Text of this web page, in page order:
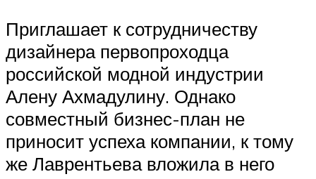
Приглашает к сотрудничеству
дизайнера первопроходца
российской модной индустрии
Алену Ахмадулину. Однако
совместный бизнес-план не
приносит успеха компании, к тому
же Лаврентьева вложила в него